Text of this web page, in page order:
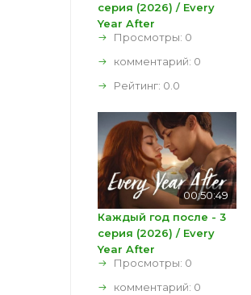
серия (2026) / Every
Year After
Просмотры: 0
комментарий: 0
Рейтинг: 0.0
00:50:49
Каждый год после - 3
серия (2026) / Every
Year After
Просмотры: 0
комментарий: 0